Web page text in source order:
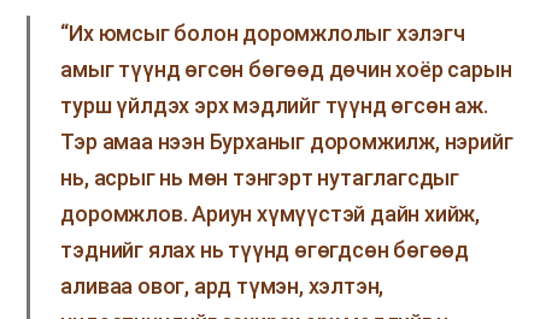
“Их юмсыг болон доромжлолыг хэлэгч
амыг түүнд өгсөн бөгөөд дөчин хоёр сарын
турш үйлдэх эрх мэдлийг түүнд өгсөн аж.
Тэр амаа нээн Бурханыг доромжилж, нэрийг
нь, асрыг нь мөн тэнгэрт нутаглагсдыг
доромжлов. Ариун хүмүүстэй дайн хийж,
тэднийг ялах нь түүнд өгөгдсөн бөгөөд
аливаа овог, ард түмэн, хэлтэн,